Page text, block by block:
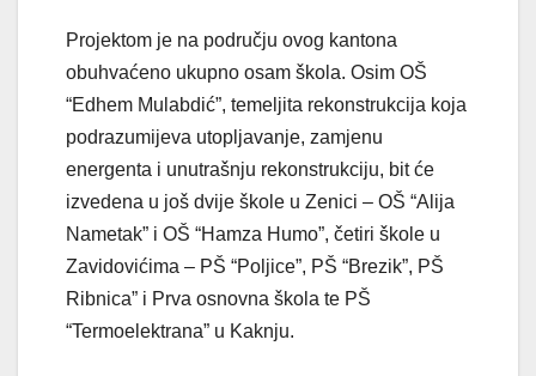
Projektom je na području ovog kantona
obuhvaćeno ukupno osam škola. Osim OŠ
“Edhem Mulabdić”, temeljita rekonstrukcija koja
podrazumijeva utopljavanje, zamjenu
energenta i unutrašnju rekonstrukciju, bit će
izvedena u još dvije škole u Zenici – OŠ “Alija
Nametak” i OŠ “Hamza Humo”, četiri škole u
Zavidovićima – PŠ “Poljice”, PŠ “Brezik”, PŠ
Ribnica” i Prva osnovna škola te PŠ
“Termoelektrana” u Kaknju.